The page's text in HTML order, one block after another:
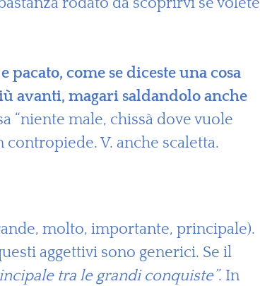
come se diceste una cosa
avanti, magari saldandolo anche
“niente male, chissà dove vuole
V. anche scaletta.
molto, importante, principale).
aggettivi sono generici. Se il
tra le grandi conquiste”. In